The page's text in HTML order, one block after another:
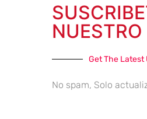
Get The Latest
No spam, Solo